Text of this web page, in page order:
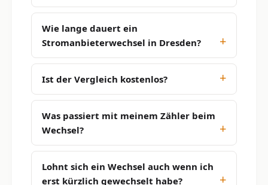
Wie lange dauert ein
Stromanbieterwechsel in Dresden?
Ist der Vergleich kostenlos?
Was passiert mit meinem Zähler beim
Wechsel?
Lohnt sich ein Wechsel auch wenn ich
erst kürzlich gewechselt habe?